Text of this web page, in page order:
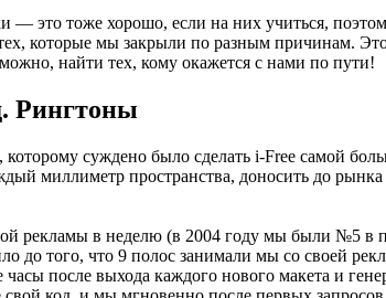
тоже хорошо, если на них учиться,
которые мы закрыли по разным причинам.
найти тех, кому окажется с нами по пути!
Рингтоны
суждено было сделать i-Free самой
миллиметр пространства, доносить до
рекламы в неделю (в 2004 году мы были №5 в
до того, что 9 полос занимали мы со своей
после выхода каждого нового макета и